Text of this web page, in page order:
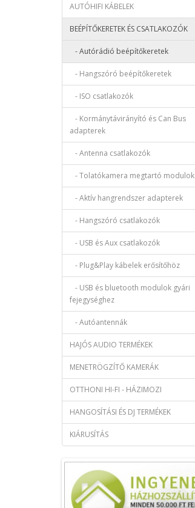
AUTÓHIFI KÁBELEK
BEÉPÍTŐKERETEK ÉS CSATLAKOZÓK
- Autórádió beépítőkeretek
- Hangszóró beépítőkeretek
- ISO csatlakozók
- Kormánytávirányító és Can Bus
adapterek
- Antenna csatlakozók
- Tolatókamera megtartó modulok
- Aktív hangrendszer adapterek
- Hangszóró csatlakozók
- USB és Aux csatlakozók
- Plug&Play kábelek erősítőhöz
- USB és bluetooth modulok gyári
fejegységhez
- Autóantennák
HAJÓS AUDIO TERMÉKEK
MENETRÖGZÍTŐ KAMERÁK
OTTHONI HI-FI - HÁZIMOZI
HANGOSÍTÁSI ÉS DJ TERMÉKEK
KIÁRUSÍTÁS